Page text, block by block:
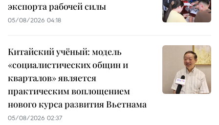
экспорта рабочей силы
05/08/2026 04:18
Китайский учёный: модель
«социалистических общин и
кварталов» является
практическим воплощением
нового курса развития Вьетнама
05/08/2026 02:37